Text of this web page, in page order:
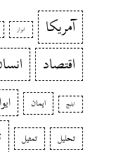
آمریکا ابزار
اقتصاد
ایلیچ ایمان
تحلیل تمثیل